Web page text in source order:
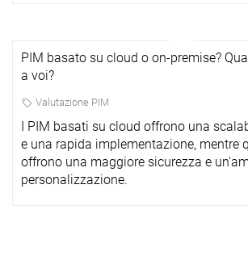
PIM basato su cloud o on-premise?
a voi?
Valutazione PIM
I PIM basati su cloud offrono una
e una rapida implementazione, mentre
offrono una maggiore sicurezza e
personalizzazione.